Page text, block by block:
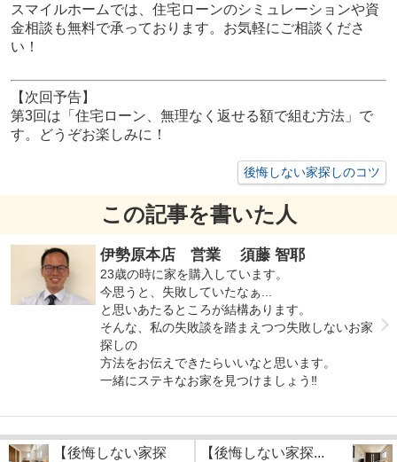
スマイルホームでは、住宅ローンのシミュレーションや資
金相談も無料で承っております。お気軽にご相談くださ
い！
【次回予告】
第3回は「住宅ローン、無理なく返せる額で組む方法」で
す。どうぞお楽しみに！
後悔しない家探しのコツ
この記事を書いた人
伊勢原本店 営業 須藤 智耶
23歳の時に家を購入しています。
今思うと、失敗していたなぁ...
と思いあたるところが結構あります。
そんな、私の失敗談を踏まえつつ失敗しないお家
探しの
方法をお伝えできたらいいなと思います。
一緒にステキなお家を見つけましょう‼
【後悔しない家探
【後悔しない家探...